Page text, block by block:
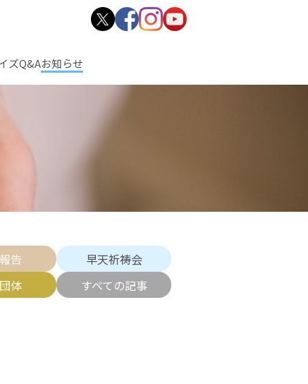
ズQ&Aお知らせ
告 早天祈祷会
体 すべての記事